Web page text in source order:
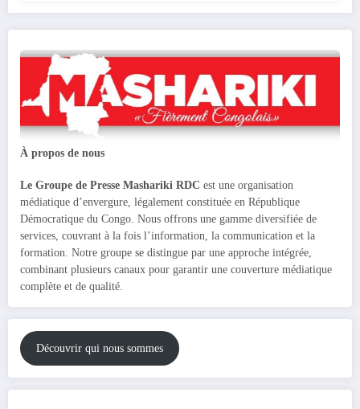
À propos de nous
Le Groupe de Presse Mashariki RDC est une organisation
médiatique d’envergure, légalement constituée en République
Démocratique du Congo. Nous offrons une gamme diversifiée de
services, couvrant à la fois l’information, la communication et la
formation. Notre groupe se distingue par une approche intégrée,
combinant plusieurs canaux pour garantir une couverture médiatique
complète et de qualité.
Découvrir qui nous sommes